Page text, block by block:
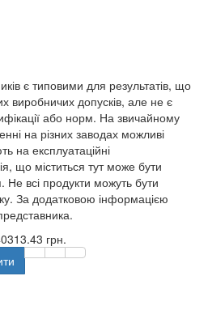
є типовими для результатів, що
виробничих допусків, але не є
або норм. На звичайному
на різних заводах можливі
на експлуатаційні
що міститься тут може бути
всі продукти можуть бути
За додатковою інформацією
грн.